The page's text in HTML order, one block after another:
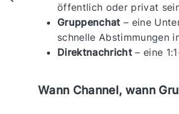
öffentlich oder privat
Gruppenchat – eine
schnelle Abstimmungen
Direktnachricht– eine
Wann Channel, wann